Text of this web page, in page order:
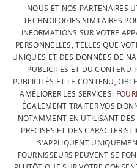
CONTACTEZ-NOUS
PROTECTION DES DONNÉES
CONDITIONS GÉNÉRALES DE
SITEMAP
NOUS ET NOS PARTENAIRES
TECHNOLOGIES SIMILAIRES
INFORMATIONS SUR VOTRE
PERSONNELLES, TELLES QUE
UNIQUES ET DES DONNÉES DE
PUBLICITÉS ET DU CONTENU
PUBLICITÉS ET LE CONTENU,
AMÉLIORER LES SERVICES.
ÉGALEMENT TRAITER VOS
NOTAMMENT EN UTILISANT
PRÉCISES ET DES
S’APPLIQUENT
FOURNISSEURS PEUVENT SE